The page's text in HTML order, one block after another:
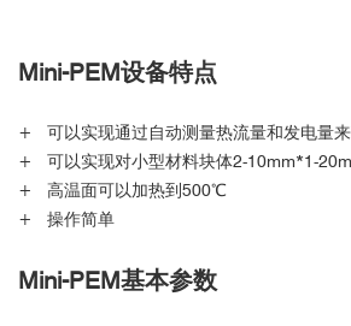
Mini-PEM设备特点
+ 可以实现通过自动测量热流量和发电量来
+ 可以实现对小型材料块体2-10mm*1-
+ 高温面可以加热到500℃
+ 操作简单
Mini-PEM基本参数